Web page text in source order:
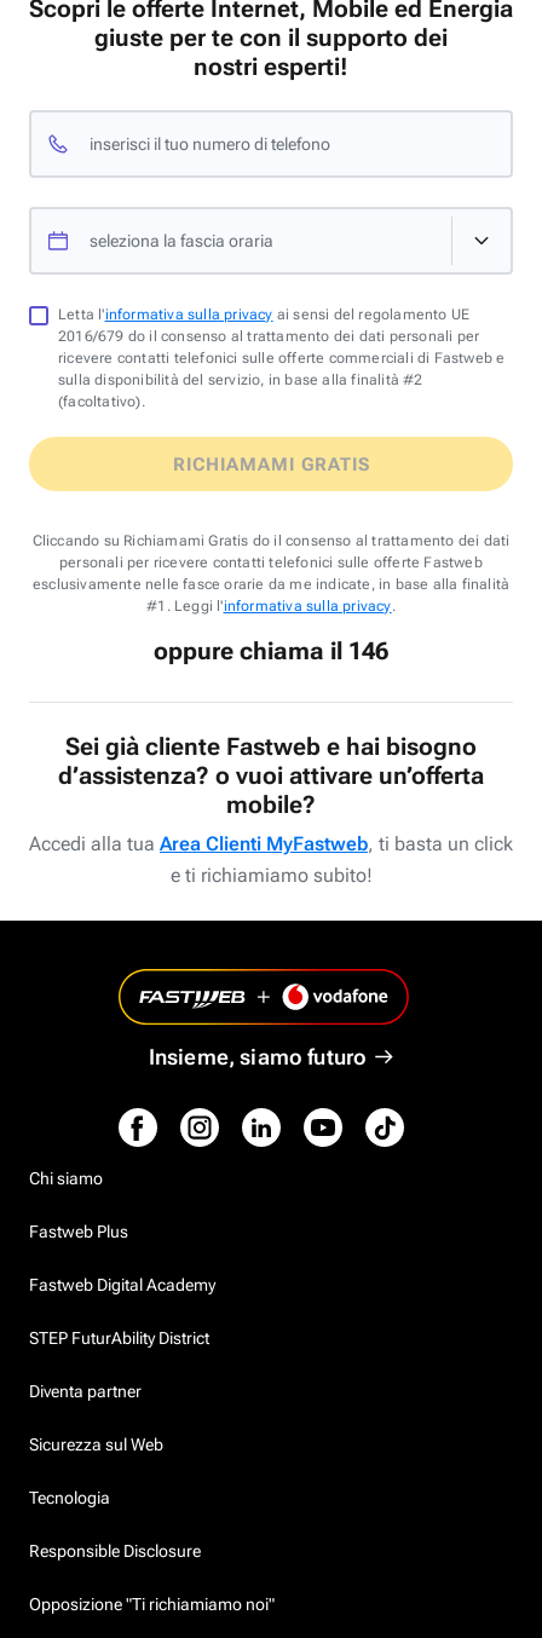
Scopri le offerte Internet, Mobile ed Energia
giuste per te con il supporto dei
nostri esperti!
inserisci il tuo numero di telefono
seleziona la fascia oraria
Letta l'informativa sulla privacy ai sensi del regolamento UE
2016/679 do il consenso al trattamento dei dati personali per
ricevere contatti telefonici sulle offerte commerciali di Fastweb e
sulla disponibilità del servizio, in base alla finalità #2
(facoltativo).
RICHIAMAMI GRATIS
Cliccando su Richiamami Gratis do il consenso al trattamento dei dati
personali per ricevere contatti telefonici sulle offerte Fastweb
esclusivamente nelle fasce orarie da me indicate, in base alla finalità
#1. Leggi l'informativa sulla privacy.
oppure chiama il 146
Sei già cliente Fastweb e hai bisogno
d’assistenza? o vuoi attivare un’offerta
mobile?
Accedi alla tua Area Clienti MyFastweb, ti basta un click
e ti richiamiamo subito!
Insieme, siamo futuro
Chi siamo
Fastweb Plus
Fastweb Digital Academy
STEP FuturAbility District
Diventa partner
Sicurezza sul Web
Tecnologia
Responsible Disclosure
Opposizione "Ti richiamiamo noi"